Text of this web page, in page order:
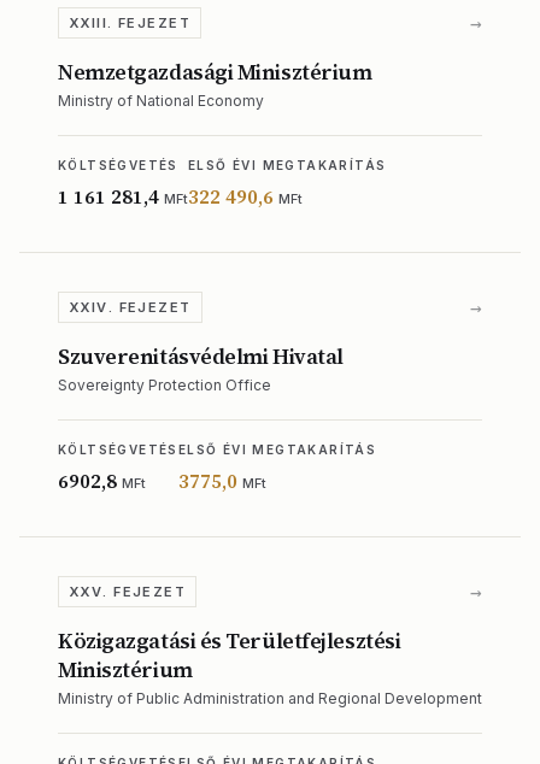
XXIII. FEJEZET →
Nemzetgazdasági Minisztérium
Ministry of National Economy
KÖLTSÉGVETÉS
1 161 281,4 MFt
ELSŐ ÉVI MEGTAKARÍTÁS
322 490,6 MFt
XXIV. FEJEZET →
Szuverenitásvédelmi Hivatal
Sovereignty Protection Office
KÖLTSÉGVETÉS
6902,8 MFt
ELSŐ ÉVI MEGTAKARÍTÁS
3775,0 MFt
XXV. FEJEZET →
Közigazgatási és Területfejlesztési
Minisztérium
Ministry of Public Administration and Regional Development